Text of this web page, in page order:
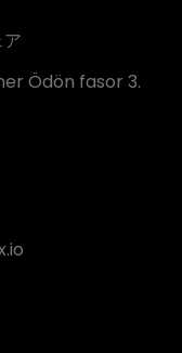
Ödön fasor 3.